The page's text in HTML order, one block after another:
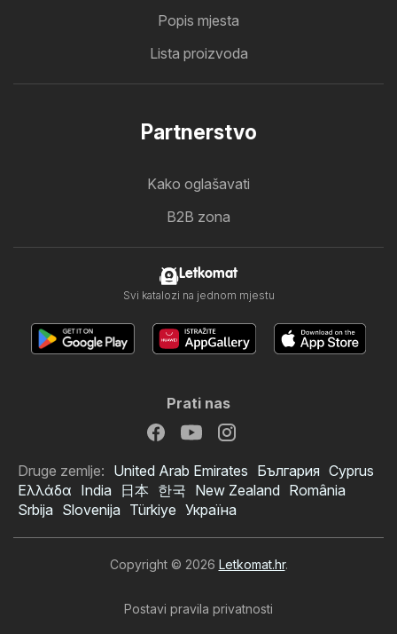
Popis mjesta
Lista proizvoda
Partnerstvo
Kako oglašavati
B2B zona
Letkomat
Svi katalozi na jednom mjestu
Prati nas
Druge zemlje: United Arab Emirates България Cyprus
Ελλάδα India 日本 한국 New Zealand România
Srbija Slovenija Türkiye Україна
Copyright © 2026 Letkomat.hr.
Postavi pravila privatnosti